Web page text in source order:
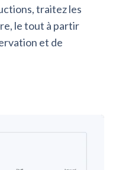
traitez les
le tout à partir
et de